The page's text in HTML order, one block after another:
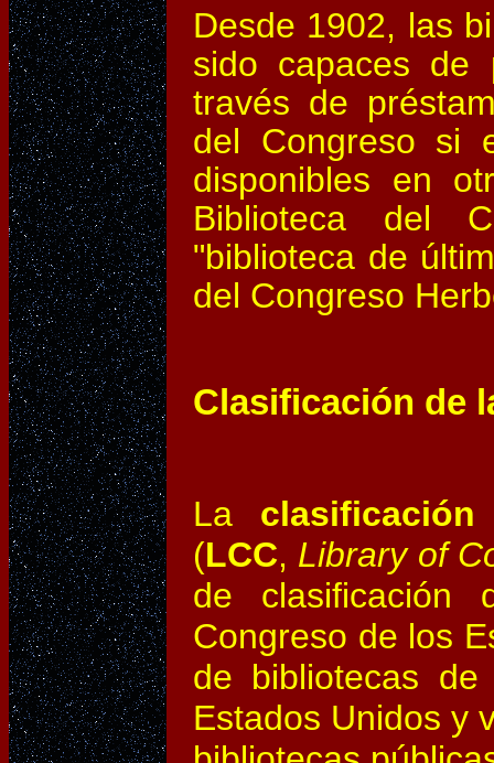
Desde 1902, las
sido capaces
través de
del Congreso si
disponibles en
Biblioteca del
"biblioteca de
del Congreso
Clasificación de
La
(LCC, Library of
de clasificación
Congreso de los
de bibliotecas
Estados Unidos y